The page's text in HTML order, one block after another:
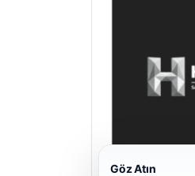
Göz Atın